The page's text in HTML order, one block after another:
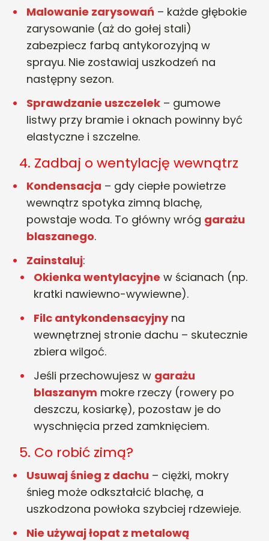
Malowanie zarysowań – każde głębokie
zarysowanie (aż do gołej stali)
zabezpiecz farbą antykorozyjną w
sprayu. Nie zostawiaj uszkodzeń na
następny sezon.
Sprawdzanie uszczelek – gumowe
listwy przy bramie i oknach powinny być
elastyczne i szczelne.
4. Zadbaj o wentylację wewnątrz
Kondensacja – gdy ciepłe powietrze
wewnątrz spotyka zimną blachę,
powstaje woda. To główny wróg garażu
blaszanego.
Zainstaluj:
Okienka wentylacyjne w ścianach (np.
kratki nawiewno-wywiewne).
Filc antykondensacyjnyna
wewnętrznej stronie dachu – skutecznie
zbiera wilgoć.
Jeśli przechowujesz w garażu
blaszanym mokre rzeczy (rowery po
deszczu, kosiarkę), pozostaw je do
wyschnięcia przed zamknięciem.
5. Co robić zimą?
Usuwaj śnieg z dachu – ciężki, mokry
śnieg może odkształcić blachę, a
uszkodzona powłoka szybciej rdzewieje.
Nie używaj łopat z metalową